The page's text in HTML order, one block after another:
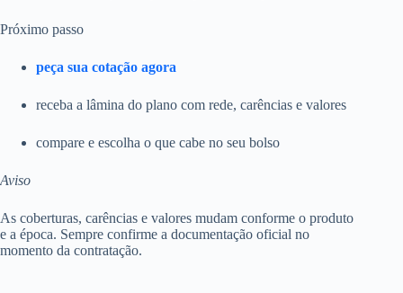
Próximo passo
peça sua cotação agora
receba a lâmina do plano com rede, carências e valores
compare e escolha o que cabe no seu bolso
Aviso
As coberturas, carências e valores mudam conforme o produto
e a época. Sempre confirme a documentação oficial no
momento da contratação.